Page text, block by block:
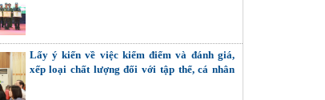
Lấy ý kiến về việc kiểm điểm và đánh giá,
xếp loại chất lượng đối với tập thể, cá nhân